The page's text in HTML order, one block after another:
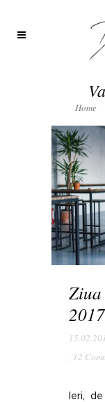
Home
2017
, 12
Ieri,